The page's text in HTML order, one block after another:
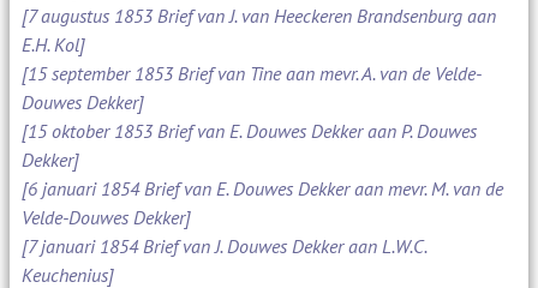
[7 augustus 1853 Brief van J. van Heeckeren Brandsenburg aan
E.H. Kol]
[15 september 1853 Brief van Tine aan mevr. A. van de Velde-
Douwes Dekker]
[15 oktober 1853 Brief van E. Douwes Dekker aan P. Douwes
Dekker]
[6 januari 1854 Brief van E. Douwes Dekker aan mevr. M. van de
Velde-Douwes Dekker]
[7 januari 1854 Brief van J. Douwes Dekker aan L.W.C.
Keuchenius]